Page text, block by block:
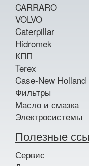
CARRARO
VOLVO
Caterpillar
Hidromek
КПП
Terex
Case-New Holland
Фильтры
Масло и смазка
Электросистемы
Полезные
Сервис